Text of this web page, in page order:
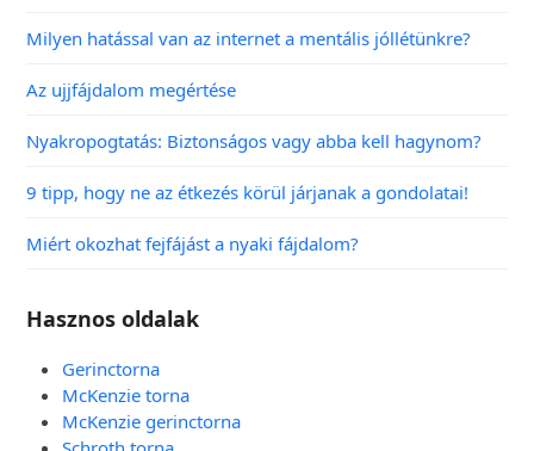
Milyen hatással van az internet a mentális jóllétünkre?
Az ujjfájdalom megértése
Nyakropogtatás: Biztonságos vagy abba kell hagynom?
9 tipp, hogy ne az étkezés körül járjanak a gondolatai!
Miért okozhat fejfájást a nyaki fájdalom?
Hasznos oldalak
Gerinctorna
McKenzie torna
McKenzie gerinctorna